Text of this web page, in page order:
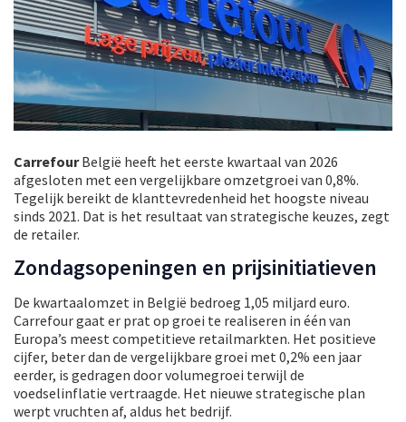
CarrefourBelgië heeft het eerste kwartaal van 2026
afgesloten met een vergelijkbare omzetgroei van 0,8%.
Tegelijk bereikt de klanttevredenheid het hoogste niveau
sinds 2021. Dat is het resultaat van strategische keuzes, zegt
de retailer.
Zondagsopeningen en prijsinitiatieven
De kwartaalomzet in België bedroeg 1,05 miljard euro.
Carrefour gaat er prat op groei te realiseren in één van
Europa’s meest competitieve retailmarkten. Het positieve
cijfer, beter dan de vergelijkbare groei met 0,2% een jaar
eerder, is gedragen door volumegroei terwijl de
voedselinflatie vertraagde. Het nieuwe strategische plan
werpt vruchten af, aldus het bedrijf.